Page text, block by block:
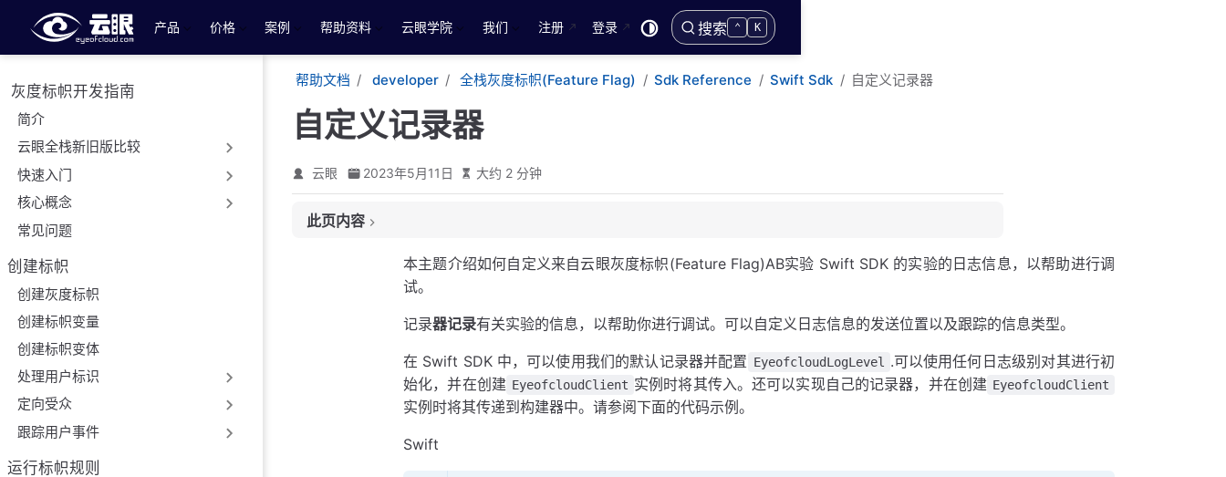
跳至主要內容
产品
价格 案例 帮助资料 云眼学院 我们 注册 登录 搜索 ⌃ K
灰度标帜开发指南
简介
云眼全栈新旧版比较
快速入门
核心概念
常见问题
创建标帜
创建灰度标帜
创建标帜变量
创建标帜变体
处理用户标识
定向受众
跟踪用户事件
运行标帜规则
帮助文档 developer 全栈灰度标帜(Feature Flag) Sdk Reference Swift Sdk 自定义记录器
自定义记录器
云眼 2023年5月11日 大约 2 分钟
此页内容
本主题介绍如何自定义来自云眼灰度标帜(Feature Flag)AB实验 Swift SDK 的实验的日志信息，以帮助进行调
试。
记录器记录有关实验的信息，以帮助你进行调试。可以自定义日志信息的发送位置以及跟踪的信息类型。
在 Swift SDK 中，可以使用我们的默认记录器并配置 EyeofcloudLogLevel
.可以使用任何日志级别对其进行初
始化，并在创建 EyeofcloudClient 实例时将其传入。还可以实现自己的记录器，并在创建 EyeofcloudClient
实例时将其传递到构建器中。请参阅下面的代码示例。
Swift